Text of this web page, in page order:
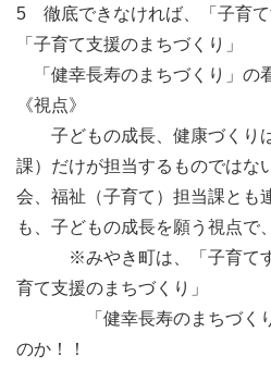
5 徹底できなければ、「子育
「子育て支援のまちづくり」
「健幸長寿のまちづくり」の
《視点》
子どもの成長、健康づくり
課）だけが担当するものではな
会、福祉（子育て）担当課とも
も、子どもの成長を願う視点で
※みやき町は、「子育てす
育て支援のまちづくり」
「健幸長寿のまちづくり
のか！！